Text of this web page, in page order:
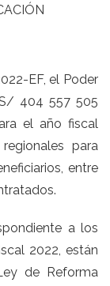
EF, el Poder
404 557 505
el año fiscal
para
entre
a los
2022, están
de Reforma